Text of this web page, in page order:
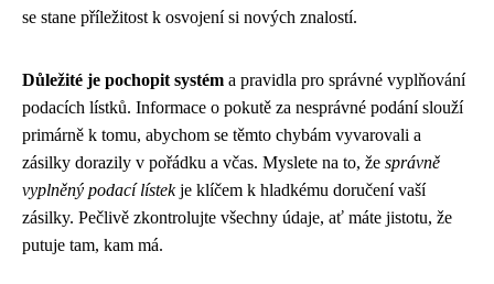
se stane příležitost k osvojení si nových znalostí.
Důležité je pochopit systém a pravidla pro správné vyplňování
podacích lístků. Informace o pokutě za nesprávné podání slouží
primárně k tomu, abychom se těmto chybám vyvarovali a
zásilky dorazily v pořádku a včas. Myslete na to, že správně
vyplněný podací lístekje klíčem k hladkému doručení vaší
zásilky. Pečlivě zkontrolujte všechny údaje, ať máte jistotu, že
putuje tam, kam má.